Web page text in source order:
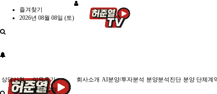
즐겨찾기
2026년 08월 08일 (토)
상담신청 이용후기 회사소개 AI분양/투자분석 분양분석진단 분양 단체계
분석/칼럼